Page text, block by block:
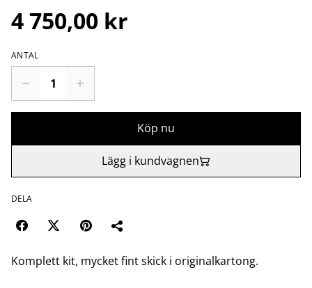
4 750,00 kr
ANTAL
Köp nu
Lägg i kundvagnen
DELA
Komplett kit, mycket fint skick i originalkartong.